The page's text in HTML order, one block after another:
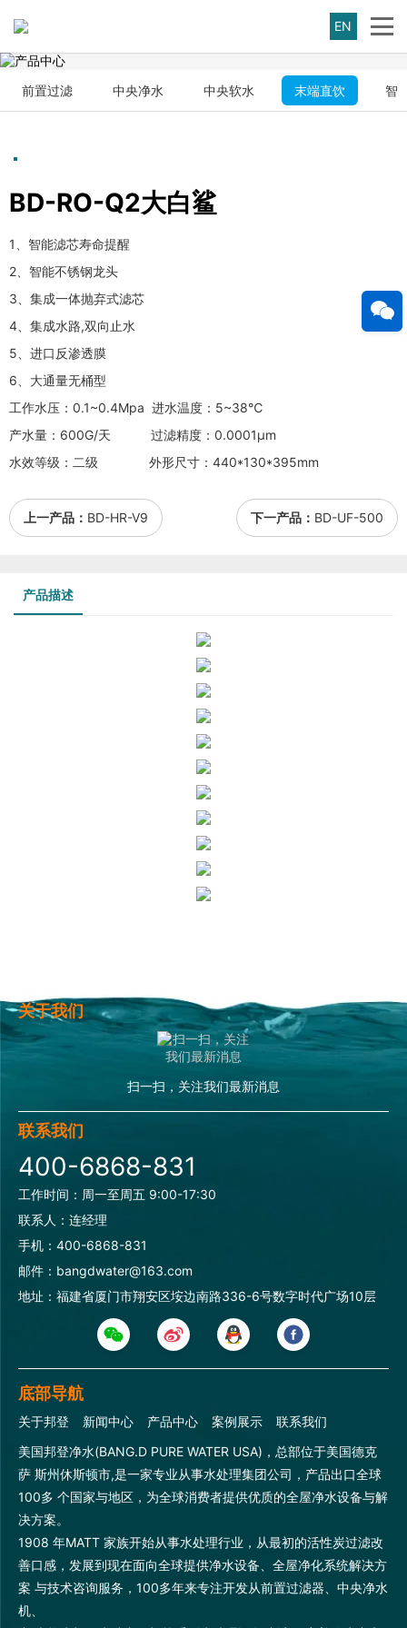
EN
前置过滤 中央净水 中央软水 末端直饮 智
BD-RO-Q2大白鲨
1、智能滤芯寿命提醒
2、智能不锈钢龙头
3、集成一体抛弃式滤芯
4、集成水路,双向止水
5、进口反渗透膜
6、大通量无桶型
工作水压：0.1~0.4Mpa 进水温度：5~38℃
产水量：600G/天 过滤精度：0.0001μm
水效等级：二级 外形尺寸：440*130*395mm
上一产品： BD-HR-V9 下一产品： BD-UF-500
产品描述
关于我们
扫一扫，关注我们最新消息
联系我们
400-6868-831
工作时间：周一至周五 9:00-17:30
联系人：连经理
手机：400-6868-831
邮件：bangdwater@163.com
地址：福建省厦门市翔安区垵边南路336-6号数字时代广场10层
底部导航
关于邦登 新闻中心 产品中心 案例展示
联系我们
美国邦登净水(BANG.D PURE WATER USA)，总部位于美国德克
萨 斯州休斯顿市,是一家专业从事水处理集团公司，产品出口全球
100多 个国家与地区，为全球消费者提供优质的全屋净水设备与解
决方案。
1908 年MATT 家族开始从事水处理行业，从最初的活性炭过滤改
善口感，发展到现在面向全球提供净水设备、全屋净化系统解决方
案 与技术咨询服务，100多年来专注开发从前置过滤器、中央净水
机、